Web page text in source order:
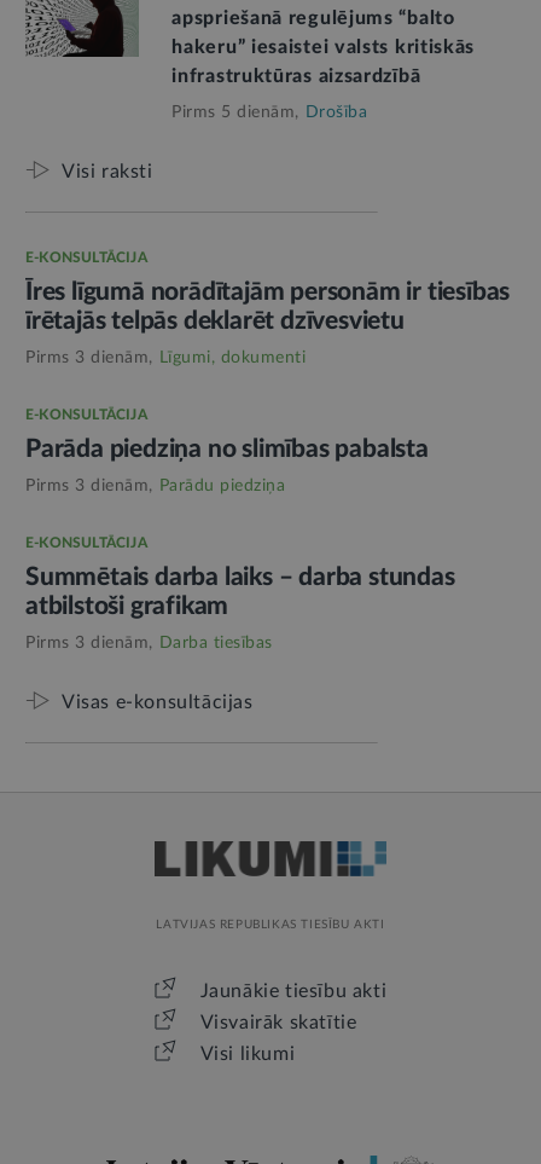
apspriešanā regulējums “balto
hakeru” iesaistei valsts kritiskās
infrastruktūras aizsardzībā
Pirms 5 dienām, Drošība
Visi raksti
E-KONSULTĀCIJA
Īres līgumā norādītajām personām ir tiesības
īrētajās telpās deklarēt dzīvesvietu
Pirms 3 dienām, Līgumi, dokumenti
E-KONSULTĀCIJA
Parāda piedziņa no slimības pabalsta
Pirms 3 dienām, Parādu piedziņa
E-KONSULTĀCIJA
Summētais darba laiks – darba stundas
atbilstoši grafikam
Pirms 3 dienām, Darba tiesības
Visas e-konsultācijas
LATVIJAS REPUBLIKAS TIESĪBU AKTI
Jaunākie tiesību akti
Visvairāk skatītie
Visi likumi